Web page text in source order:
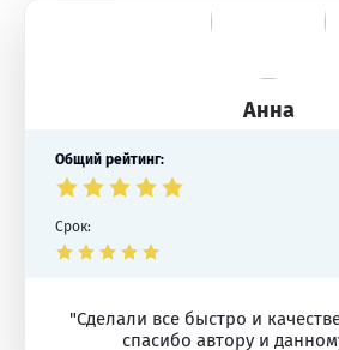
Анна
Общий рейтинг:
Срок:
"Сделали все быстро и
спасибо автору и